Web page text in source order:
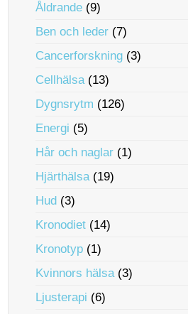
Åldrande (9)
Ben och leder (7)
Cancerforskning (3)
Cellhälsa(13)
Dygnsrytm (126)
Energi (5)
Hår och naglar (1)
Hjärthälsa(19)
Hud (3)
Kronodiet (14)
Kronotyp (1)
Kvinnors hälsa(3)
Ljusterapi (6)